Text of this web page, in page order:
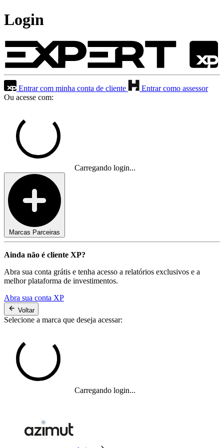
Login
Entrar com minha conta de cliente
Entrar como assessor
Ou acesse com:
Carregando login...
Marcas Parceiras
Ainda não é cliente XP?
Abra sua conta grátis e tenha acesso a relatórios exclusivos e a
melhor plataforma de investimentos.
Abra sua conta XP
Voltar
Selecione a marca que deseja acessar:
Carregando login...